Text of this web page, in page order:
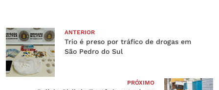
ANTERIOR
Trio é preso por tráfico de drogas em
São Pedro do Sul
PRÓXIMO